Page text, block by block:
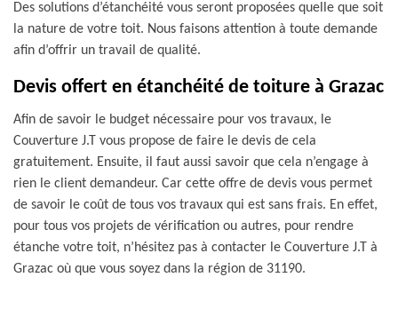
Des solutions d’étanchéité vous seront proposées quelle que soit
la nature de votre toit. Nous faisons attention à toute demande
afin d’offrir un travail de qualité.
Devis offert en étanchéité de toiture à Grazac
Afin de savoir le budget nécessaire pour vos travaux, le
Couverture J.T vous propose de faire le devis de cela
gratuitement. Ensuite, il faut aussi savoir que cela n’engage à
rien le client demandeur. Car cette offre de devis vous permet
de savoir le coût de tous vos travaux qui est sans frais. En effet,
pour tous vos projets de vérification ou autres, pour rendre
étanche votre toit, n’hésitez pas à contacter le Couverture J.T à
Grazac où que vous soyez dans la région de 31190.